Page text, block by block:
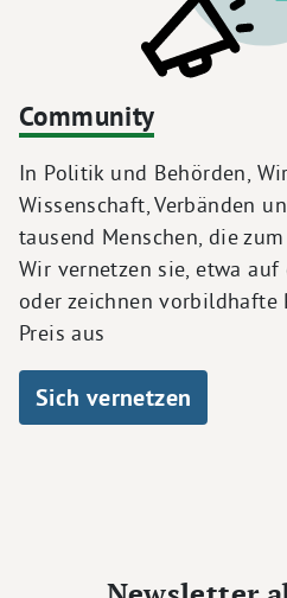
Community
In Politik und Behörden,
Wissenschaft, Verbänden
tausend Menschen, die
Wir vernetzen sie, etwa auf
oder zeichnen vorbildhafte
Preis aus
Sich vernetzen